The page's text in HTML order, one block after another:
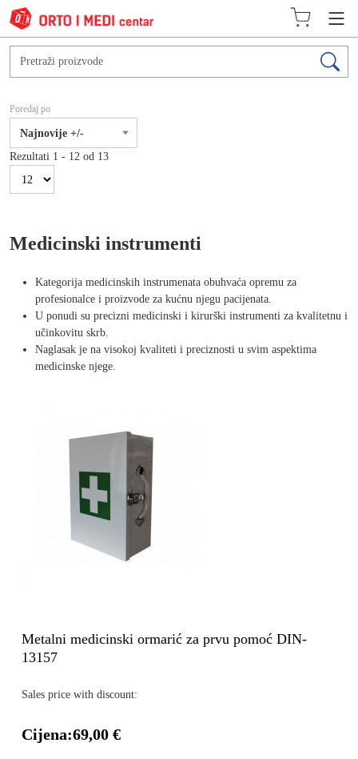
Poredaj po
Najnovije +/-
Rezultati 1 - 12 od 13
Medicinski instrumenti
Kategorija medicinskih instrumenata obuhvaća opremu za
profesionalce i proizvode za kućnu njegu pacijenata.
U ponudi su precizni medicinski i kirurški instrumenti za kvalitetnu i
učinkovitu skrb.
Naglasak je na visokoj kvaliteti i preciznosti u svim aspektima
medicinske njege.
Metalni medicinski ormarić za prvu pomoć DIN-
13157
Sales price with discount:
Cijena:69,00 €